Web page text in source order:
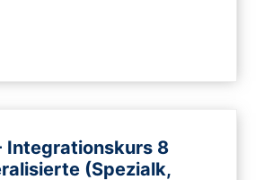
Integrationskurs 8
(Spezialk,